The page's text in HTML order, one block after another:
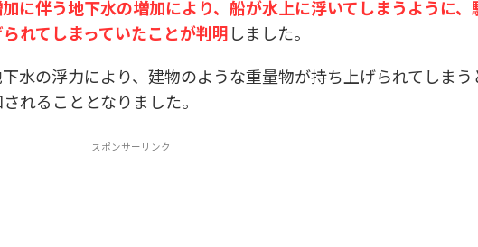
に伴う地下水の増加により、船が水上に浮いてしまうように、
れてしまっていたことが判明しました。
水の浮力により、建物のような重量物が持ち上げられてしまう
れることとなりました。
スポンサーリンク